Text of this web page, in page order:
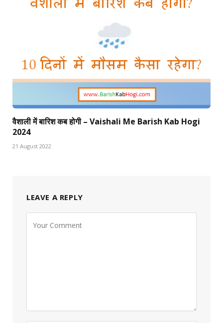
वैशाली में बारिश कब होगी – Vaishali Me Barish Kab Hogi
2024
21 August 2022
LEAVE A REPLY